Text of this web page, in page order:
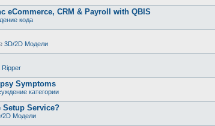
eCommerce, CRM & Payroll with QBIS
кода
3D/2D Модели
Ripper
Symptoms
категории
Setup Service?
2D Модели